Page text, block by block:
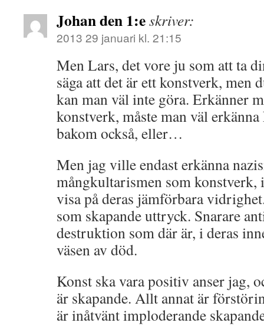
Johan den 1:eskriver:
2013 29 januari kl. 21:15
Men Lars, det vore ju som att ta
säga att det är ett konstverk, men
kan man väl inte göra. Erkänner
konstverk, måste man väl
bakom också, eller…
Men jag ville endast erkänna
mångkultarismen som
visa på deras jämförbara
som skapande uttryck. Snarare
destruktion som där är, i deras
väsen av död.
Konst ska vara positiv anser jag,
är skapande. Allt annat är
är inåtvänt imploderande